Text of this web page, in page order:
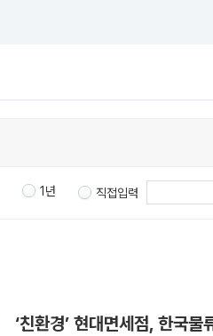
1년 직접입력
‘친환경’ 현대면세점, 한국